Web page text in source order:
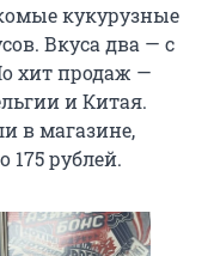
кукурузные
Вкуса два — с
хит продаж —
и Китая.
в магазине,
175 рублей.